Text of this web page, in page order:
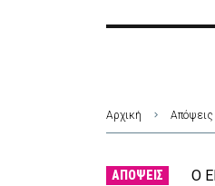
Αρχική Απόψεις
ΑΠΌΨΕΙΣ Ο